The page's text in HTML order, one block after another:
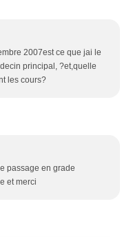
2007est ce que jai le
principal, ?et,quelle
les cours?
passage en grade
et merci